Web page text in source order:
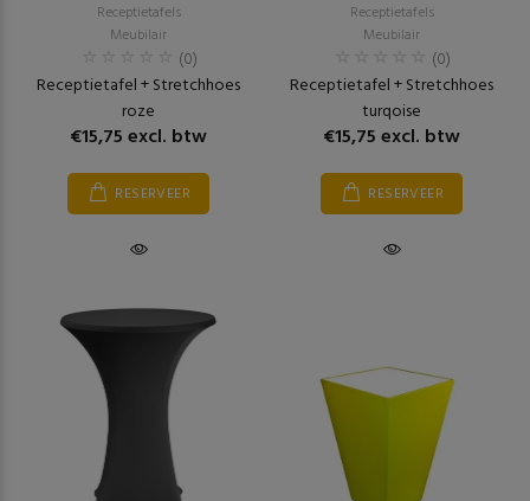
Receptietafels
Meubilair
(0)
Receptietafel + Stretchhoes
roze
€15,75 excl. btw
RESERVEER
Receptietafels
Meubilair
(0)
Receptietafel + Stretchhoes
turqoise
€15,75 excl. btw
RESERVEER